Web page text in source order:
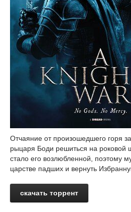
Отчаяние от произошедшего горя
рыцаря Боди решиться на роковой
стало его возлюбленной, поэтому
царстве падших и вернуть
скачать торрент